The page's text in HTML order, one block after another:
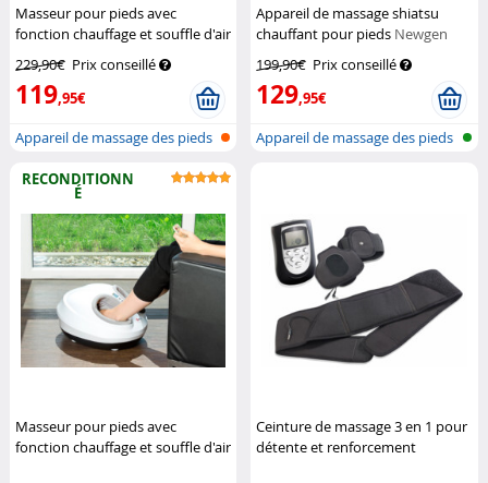
Masseur pour pieds avec
fonction chauffage et souffle d'air
Newgen Medicals
229,90€ Prix conseillé
119,95€
Appareil de massage des pieds
Appareil de massage shiatsu
chauffant pour pieds Newgen
199,90€ Prix conseillé
129,95€
Appareil de massage des pieds
RECONDITIONN
É
Masseur pour pieds avec
fonction chauffage et souffle d'air
Ceinture de massage 3 en 1 pour
détente et renforcement